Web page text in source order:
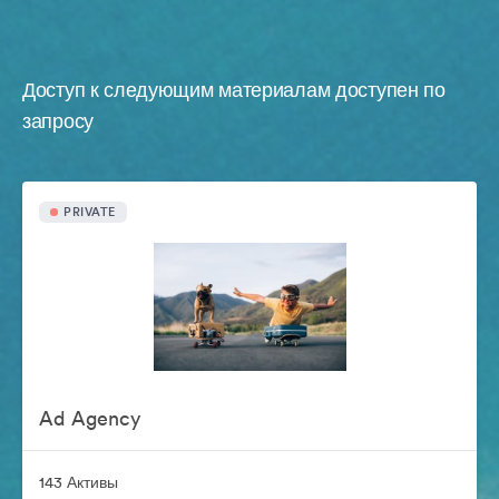
Доступ к следующим материалам доступен по
запросу
PRIVATE
Ad Agency
143 Активы